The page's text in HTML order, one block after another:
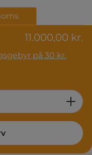
11.000,00 kr.
the desired